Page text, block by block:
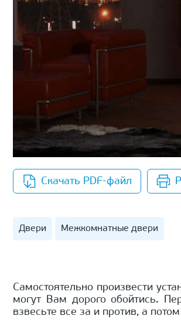
Скачать PDF-файл
Двери Межкомнатные двери
Самостоятельно произвести
могут Вам дорого обойтись.
взвесьте все за и против, а